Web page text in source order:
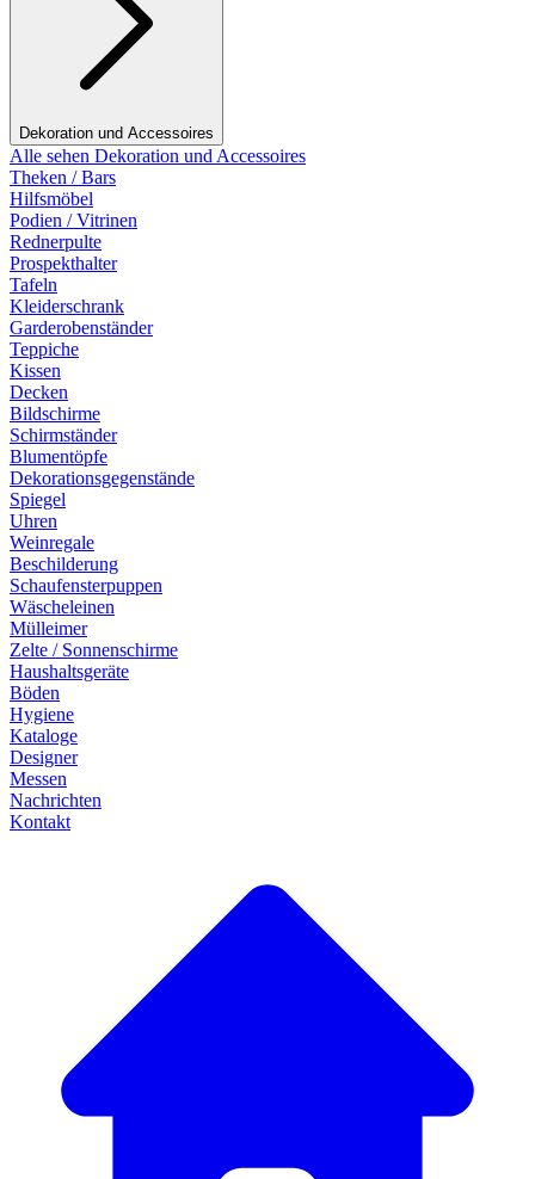
Dekoration und Accessoires
Alle sehen Dekoration und Accessoires
Theken / Bars
Hilfsmöbel
Podien / Vitrinen
Rednerpulte
Prospekthalter
Tafeln
Kleiderschrank
Garderobenständer
Teppiche
Kissen
Decken
Bildschirme
Schirmständer
Blumentöpfe
Dekorationsgegenstände
Spiegel
Uhren
Weinregale
Beschilderung
Schaufensterpuppen
Wäscheleinen
Mülleimer
Zelte / Sonnenschirme
Haushaltsgeräte
Böden
Hygiene
Kataloge
Designer
Messen
Nachrichten
Kontakt